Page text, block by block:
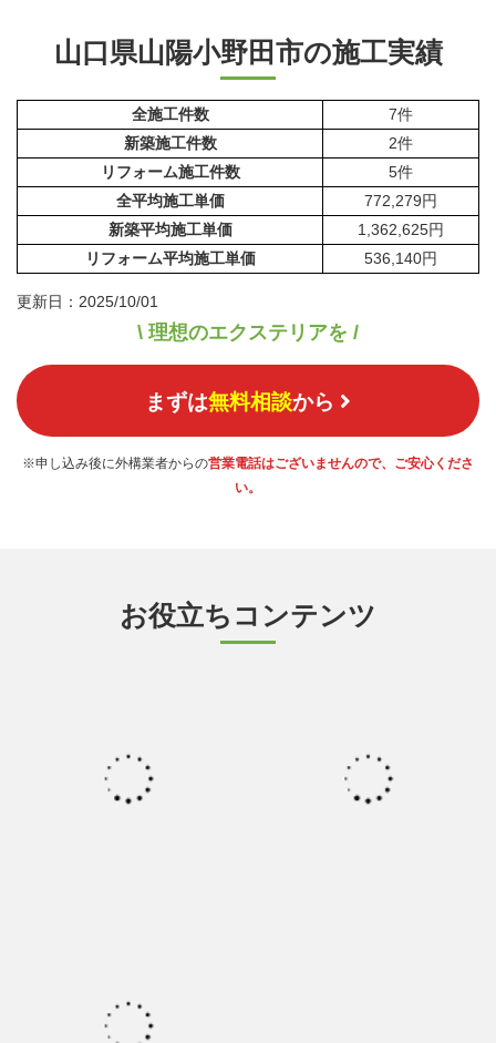
山口県山陽小野田市の施工実績
全施工件数
7件
新築施工件数
2件
リフォーム施工件数
5件
全平均施工単価
772,279円
新築平均施工単価
1,362,625円
リフォーム平均施工単価
536,140円
更新日：2025/10/01
\ 理想のエクステリアを /
まずは無料相談から
※申し込み後に外構業者からの営業電話はございませんので、ご安心くださ
い。
お役立ちコンテンツ